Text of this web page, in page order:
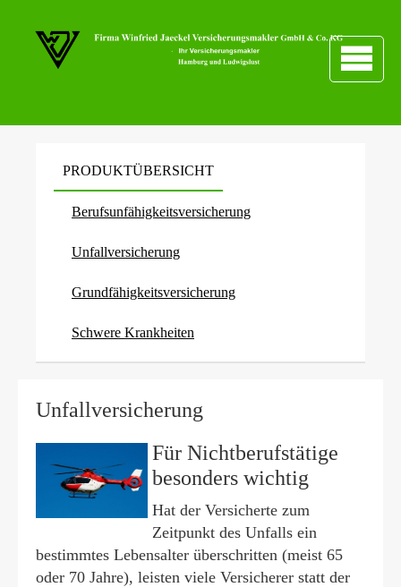
PRODUKTÜBERSICHT
Berufs­unfähig­keitsversicherung
Unfall­ver­si­che­rung
Grundfähigkeitsversicherung
Schwe­re Krank­hei­ten
Unfall­ver­si­che­rung
Für Nichtberufstätige
besonders wichtig
Hat der Versicherte zum
Zeitpunkt des Unfalls ein
bestimmtes Lebensalter überschritten (meist 65
oder 70 Jahre), leisten viele Versicherer statt der